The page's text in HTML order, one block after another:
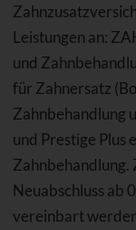
Leistungen an:
und
für Zahnersatz
Zahnbehandlung
und Prestige Plus
Zahnbehandlung.
Neuabschluss ab
vereinbart